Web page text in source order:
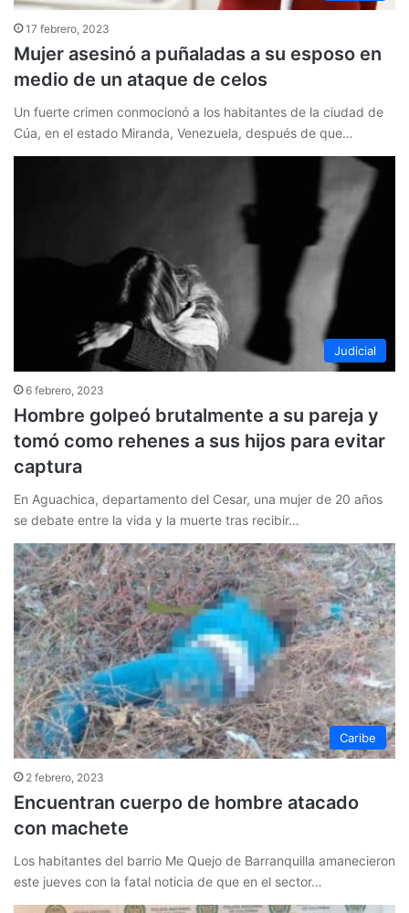
17 febrero, 2023
Mujer asesinó a puñaladas a su esposo en
medio de un ataque de celos
Un fuerte crimen conmocionó a los habitantes de la ciudad de
Cúa, en el estado Miranda, Venezuela, después de que…
Judicial
6 febrero, 2023
Hombre golpeó brutalmente a su pareja y
tomó como rehenes a sus hijos para evitar
captura
En Aguachica, departamento del Cesar, una mujer de 20 años
se debate entre la vida y la muerte tras recibir…
Caribe
2 febrero, 2023
Encuentran cuerpo de hombre atacado
con machete
Los habitantes del barrio Me Quejo de Barranquilla amanecieron
este jueves con la fatal noticia de que en el sector…